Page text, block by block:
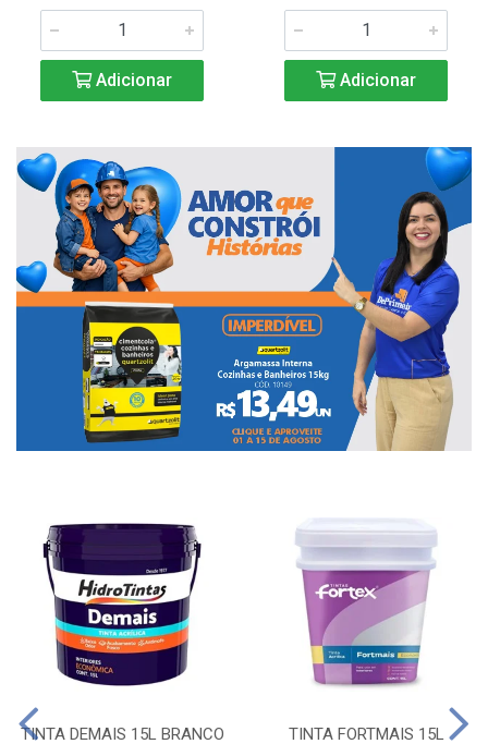
Adicionar Adicionar
TINTA DEMAIS 15L BRANCO TINTA FORTMAIS 15L